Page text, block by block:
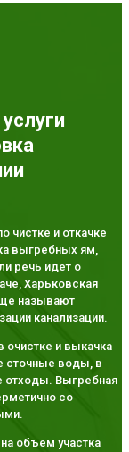
чистке и откачке
выгребных ям,
речь идет о
Харьковская
называют
канализации.
и выкачка
сточные воды, в
отходы. Выгребная
со
объем участка